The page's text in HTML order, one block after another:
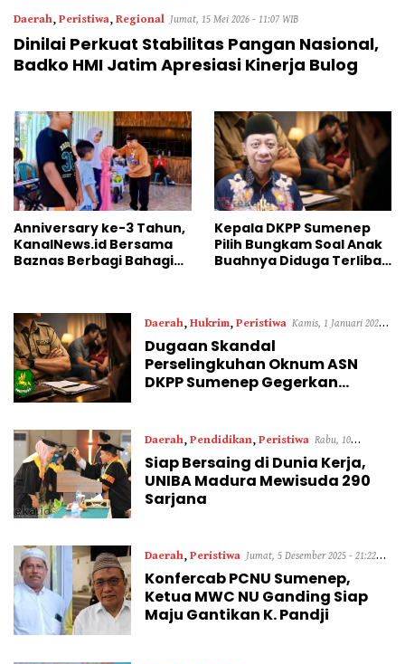
Daerah, Peristiwa, Regional Jumat, 15 Mei 2026 - 11:07 WIB
Dinilai Perkuat Stabilitas Pangan Nasional,
Badko HMI Jatim Apresiasi Kinerja Bulog
Anniversary ke-3 Tahun,
KanalNews.id Bersama
Baznas Berbagi Bahagia
Kepala DKPP Sumenep
Pilih Bungkam Soal Anak
Buahnya Diduga Terlibat
Daerah, Hukrim, Peristiwa Kamis, 1 Januari 2026 -
15:04 WIB
Dugaan Skandal
Perselingkuhan Oknum ASN
DKPP Sumenep Gegerkan
Daerah, Pendidikan, Peristiwa Rabu, 10
Desember 2025 - 12:50 WIB
Siap Bersaing di Dunia Kerja,
UNIBA Madura Mewisuda 290
Sarjana
Daerah, Peristiwa Jumat, 5 Desember 2025 - 21:22
WIB
Konfercab PCNU Sumenep,
Ketua MWC NU Ganding Siap
Maju Gantikan K. Pandji